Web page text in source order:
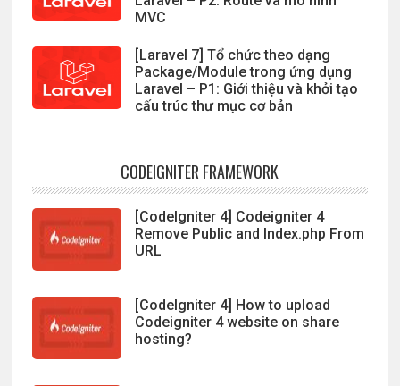
MVC
[Laravel 7] Tổ chức theo dạng
Package/Module trong ứng dụng
Laravel – P1: Giới thiệu và khởi tạo
cấu trúc thư mục cơ bản
CODEIGNITER FRAMEWORK
[CodeIgniter 4] Codeigniter 4
Remove Public and Index.php From
URL
[CodeIgniter 4] How to upload
Codeigniter 4 website on share
hosting?